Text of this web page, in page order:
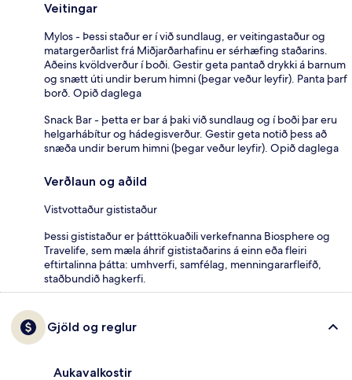
Veitingar
Mylos - Þessi staður er í við sundlaug, er veitingastaður og
matargerðarlist frá Miðjarðarhafinu er sérhæfing staðarins.
Aðeins kvöldverður í boði. Gestir geta pantað drykki á barnum
og snætt úti undir berum himni (þegar veður leyfir). Panta þarf
borð. Opið daglega
Snack Bar - þetta er bar á þaki við sundlaug og í boði þar eru
helgarhábítur og hádegisverður. Gestir geta notið þess að
snæða undir berum himni (þegar veður leyfir). Opið daglega
Verðlaun og aðild
Vistvottaður gististaður
Þessi gististaður er þátttökuaðili verkefnanna Biosphere og
Travelife, sem mæla áhrif gististaðarins á einn eða fleiri
eftirtalinna þátta: umhverfi, samfélag, menningararfleifð,
staðbundið hagkerfi.
Gjöld og reglur
Aukavalkostir